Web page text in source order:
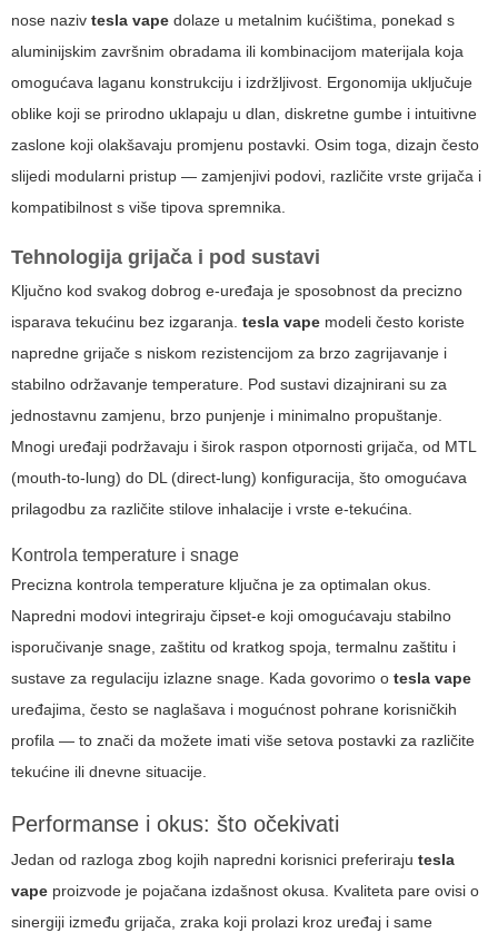
nose naziv tesla vape dolaze u metalnim kućištima, ponekad s
aluminijskim završnim obradama ili kombinacijom materijala koja
omogućava laganu konstrukciju i izdržljivost. Ergonomija uključuje
oblike koji se prirodno uklapaju u dlan, diskretne gumbe i intuitivne
zaslone koji olakšavaju promjenu postavki. Osim toga, dizajn često
slijedi modularni pristup — zamjenjivi podovi, različite vrste grijača i
kompatibilnost s više tipova spremnika.
Tehnologija grijača i pod sustavi
Ključno kod svakog dobrog e-uređaja je sposobnost da precizno
isparava tekućinu bez izgaranja. tesla vape modeli često koriste
napredne grijače s niskom rezistencijom za brzo zagrijavanje i
stabilno održavanje temperature. Pod sustavi dizajnirani su za
jednostavnu zamjenu, brzo punjenje i minimalno propuštanje.
Mnogi uređaji podržavaju i širok raspon otpornosti grijača, od MTL
(mouth-to-lung) do DL (direct-lung) konfiguracija, što omogućava
prilagodbu za različite stilove inhalacije i vrste e-tekućina.
Kontrola temperature i snage
Precizna kontrola temperature ključna je za optimalan okus.
Napredni modovi integriraju čipset-e koji omogućavaju stabilno
isporučivanje snage, zaštitu od kratkog spoja, termalnu zaštitu i
sustave za regulaciju izlazne snage. Kada govorimo o tesla vape
uređajima, često se naglašava i mogućnost pohrane korisničkih
profila — to znači da možete imati više setova postavki za različite
tekućine ili dnevne situacije.
Performanse i okus: što očekivati
Jedan od razloga zbog kojih napredni korisnici preferiraju tesla
vape proizvode je pojačana izdašnost okusa. Kvaliteta pare ovisi o
sinergiji između grijača, zraka koji prolazi kroz uređaj i same